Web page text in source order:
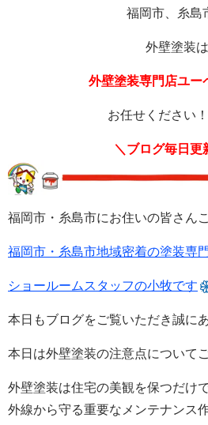
福岡市、糸島
外壁塗装は
外壁塗装専門店ユー
お任せください
＼ブログ毎日更
福岡市・糸島市にお住いの皆さん
福岡市・糸島市地域密着の塗装専
ショールームスタッフの小牧です
本日もブログをご覧いただき誠に
本日は外壁塗装の注意点について
外壁塗装は住宅の美観を保つだけ
外線から守る重要なメンテナンス